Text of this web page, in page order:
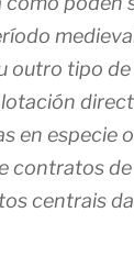
outro tipo
en especie
contratos
centrais